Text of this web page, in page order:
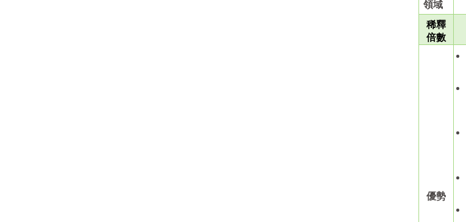
領域
稀釋
倍數
優勢